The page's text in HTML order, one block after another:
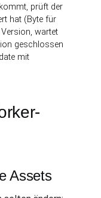
prüft der
hat (Byte für
Version, wartet
geschlossen
mit
Assets